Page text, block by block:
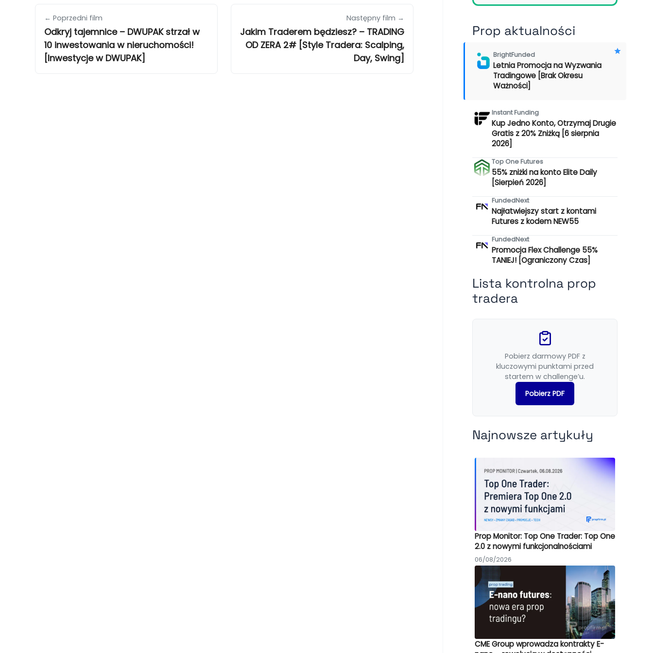
← Poprzedni film
Odkryj tajemnice – DWUPAK strzał w
10 inwestowania w nieruchomości!
[Inwestycje w DWUPAK]
Następny film →
Jakim Traderem będziesz? – TRADING
OD ZERA 2# [Style Tradera: Scalping,
Day, Swing]
Prop aktualności
BrightFunded
Letnia Promocja na Wyzwania
Tradingowe [Brak Okresu
Ważności]
Instant Funding
Kup Jedno Konto, Otrzymaj Drugie
Gratis z 20% Zniżką [6 sierpnia
2026]
Top One Futures
55% zniżki na konto Elite Daily
[Sierpień 2026]
FundedNext
Najłatwiejszy start z kontami
Futures z kodem NEW55
FundedNext
Promocja Flex Challenge 55%
TANIEJ! [Ograniczony Czas]
Lista kontrolna prop
tradera
Pobierz darmowy PDF z
kluczowymi punktami przed
startem w challenge’u.
Pobierz PDF
Najnowsze artykuły
Prop Monitor: Top One Trader: Top One
2.0 z nowymi funkcjonalnościami
06/08/2026
CME Group wprowadza kontrakty E-